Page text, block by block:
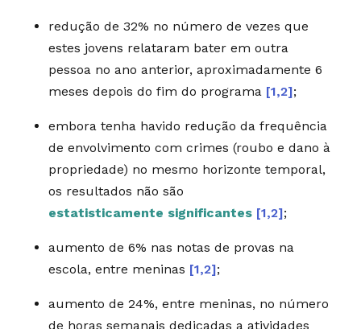
redução de 32% no número de vezes que
estes jovens relataram bater em outra
pessoa no ano anterior, aproximadamente 6
meses depois do fim do programa [1,2];
embora tenha havido redução da frequência
de envolvimento com crimes (roubo e dano à
propriedade) no mesmo horizonte temporal,
os resultados não são
estatisticamente significantes [1,2];
aumento de 6% nas notas de provas na
escola, entre meninas [1,2];
aumento de 24%, entre meninas, no número
de horas semanais dedicadas a atividades